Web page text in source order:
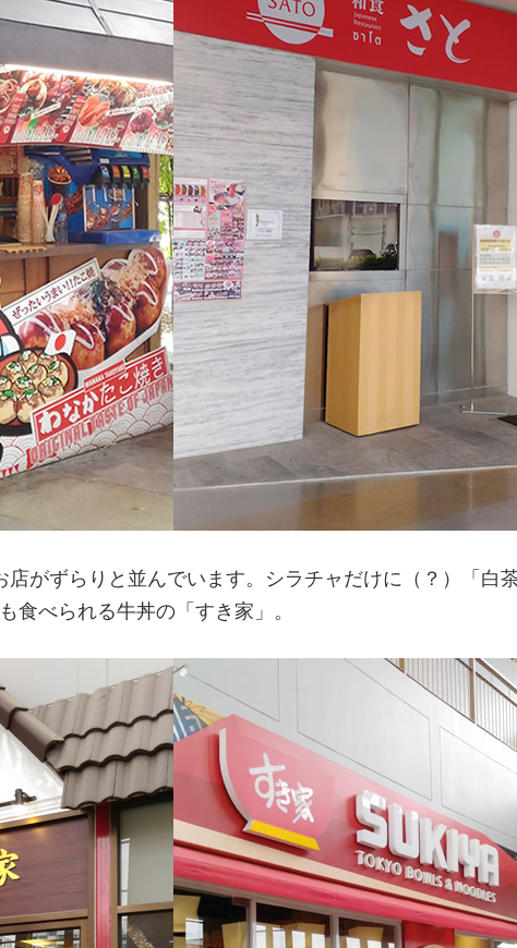
店がずらりと並んでいます。シラチャだけに（？）「白
食べられる牛丼の「すき家」。